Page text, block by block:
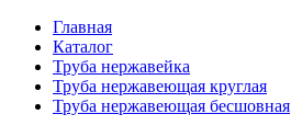
Главная
Каталог
Труба нержавейка
Труба нержавеющая круглая
Труба нержавеющая бесшовная